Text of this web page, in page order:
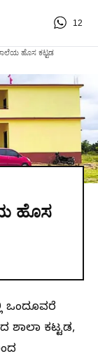
12
ಹೊಸ ಕಟ್ಟಡ
ಹೊಸ
ಒಂದೂವರೆ
ಶಾಲಾ ಕಟ್ಟಡ,